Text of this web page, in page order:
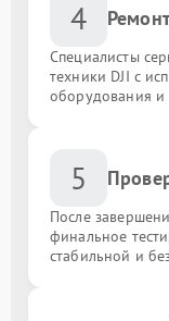
4
Специалисты
техники DJI с
оборудования
5
После
финальное
стабильной и